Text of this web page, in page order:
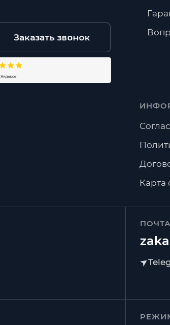
Заказать звонок
Карта